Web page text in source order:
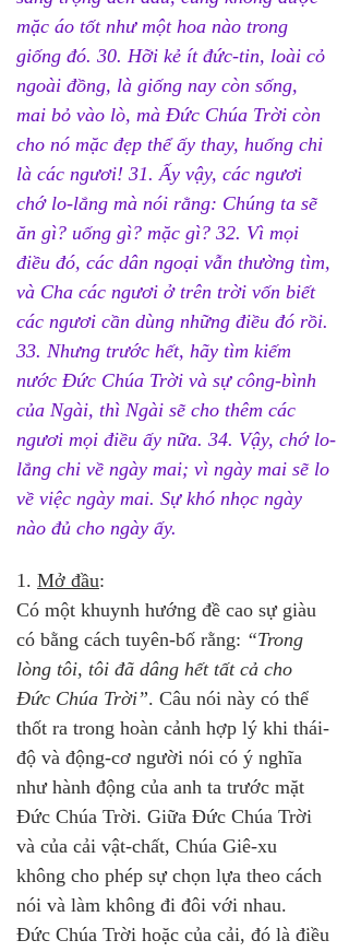
mặc áo tốt như một hoa nào trong
giống đó. 30. Hỡi kẻ ít đức-tin, loài cỏ
ngoài đồng, là giống nay còn sống,
mai bỏ vào lò, mà Đức Chúa Trời còn
cho nó mặc đẹp thể ấy thay, huống chi
là các ngươi! 31. Ấy vậy, các ngươi
chớ lo-lắng mà nói rằng: Chúng ta sẽ
ăn gì? uống gì? mặc gì? 32. Vì mọi
điều đó, các dân ngoại vẫn thường tìm,
và Cha các ngươi ở trên trời vốn biết
các ngươi cần dùng những điều đó rồi.
33. Nhưng trước hết, hãy tìm kiếm
nước Đức Chúa Trời và sự công-bình
của Ngài, thì Ngài sẽ cho thêm các
ngươi mọi điều ấy nữa. 34. Vậy, chớ lo-
lắng chi về ngày mai; vì ngày mai sẽ lo
về việc ngày mai. Sự khó nhọc ngày
nào đủ cho ngày ấy.
1. Mở đầu:
Có một khuynh hướng đề cao sự giàu
có bằng cách tuyên-bố rằng: “Trong
lòng tôi, tôi đã dâng hết tất cả cho
Đức Chúa Trời”. Câu nói này có thể
thốt ra trong hoàn cảnh hợp lý khi thái-
độ và động-cơ người nói có ý nghĩa
như hành động của anh ta trước mặt
Đức Chúa Trời. Giữa Đức Chúa Trời
và của cải vật-chất, Chúa Giê-xu
không cho phép sự chọn lựa theo cách
nói và làm không đi đôi với nhau.
Đức Chúa Trời hoặc của cải, đó là điều